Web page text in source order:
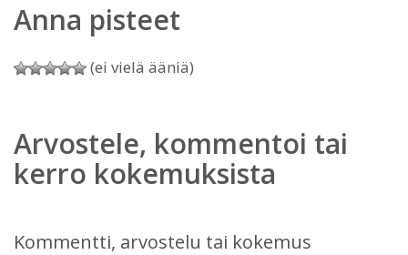
Anna pisteet
(ei vielä ääniä)
Arvostele, kommentoi tai
kerro kokemuksista
Kommentti, arvostelu tai kokemus